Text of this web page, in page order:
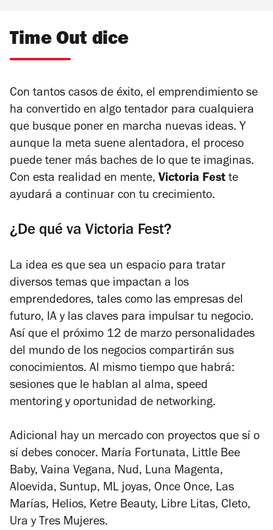
Time Out dice
Con tantos casos de éxito, el emprendimiento se
ha convertido en algo tentador para cualquiera
que busque poner en marcha nuevas ideas. Y
aunque la meta suene alentadora, el proceso
puede tener más baches de lo que te imaginas.
Con esta realidad en mente, Victoria Fest te
ayudará a continuar con tu crecimiento.
¿De qué va Victoria Fest?
La idea es que sea un espacio para tratar
diversos temas que impactan a los
emprendedores, tales como las empresas del
futuro, IA y las claves para impulsar tu negocio.
Así que el próximo 12 de marzo personalidades
del mundo de los negocios compartirán sus
conocimientos. Al mismo tiempo que habrá:
sesiones que le hablan al alma, speed
mentoring y oportunidad de networking.
Adicional hay un mercado con proyectos que sí o
sí debes conocer. María Fortunata, Little Bee
Baby, Vaina Vegana, Nud, Luna Magenta,
Aloevida, Suntup, ML joyas, Once Once, Las
Marías, Helios, Ketre Beauty, Libre Litas, Cleto,
Ura y Tres Mujeres.